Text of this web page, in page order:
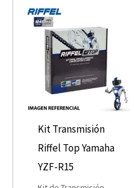
Kit Transmisión
Riffel Top Yamaha
YZF-R15